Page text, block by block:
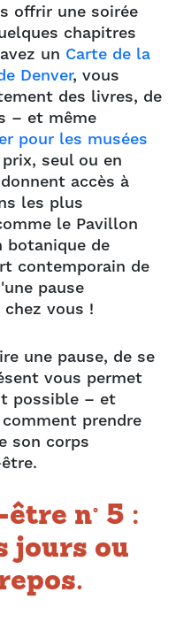
offrir une soirée
chapitres
un Carte de la
Denver, vous
des livres, de
– et même
pour les musées
seul ou en
accès à
les plus
le Pavillon
botanique de
contemporain de
pause
vous !
une pause, de se
vous permet
possible – et
prendre
son corps
n° 5 :
jours ou